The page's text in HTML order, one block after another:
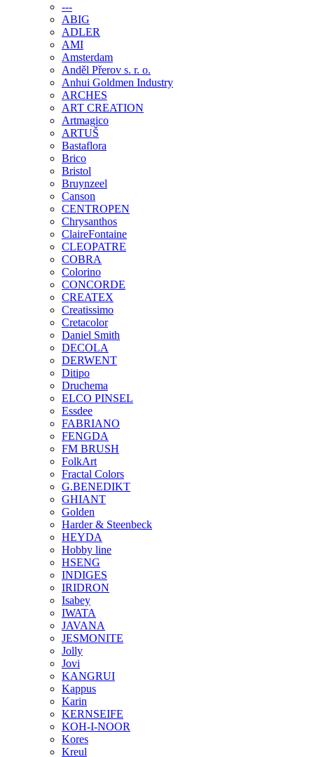
---
ABIG
ADLER
AMI
Amsterdam
Anděl Přerov s. r. o.
Anhui Goldmen Industry
ARCHES
ART CREATION
Artmagico
ARTUŠ
Bastaflora
Brico
Bristol
Bruynzeel
Canson
CENTROPEN
Chrysanthos
ClaireFontaine
CLEOPATRE
COBRA
Colorino
CONCORDE
CREATEX
Creatissimo
Cretacolor
Daniel Smith
DECOLA
DERWENT
Ditipo
Druchema
ELCO PINSEL
Essdee
FABRIANO
FENGDA
FM BRUSH
FolkArt
Fractal Colors
G.BENEDIKT
GHIANT
Golden
Harder & Steenbeck
HEYDA
Hobby line
HSENG
INDIGES
IRIDRON
Isabey
IWATA
JAVANA
JESMONITE
Jolly
Jovi
KANGRUI
Kappus
Karin
KERNSEIFE
KOH-I-NOOR
Kores
Kreul